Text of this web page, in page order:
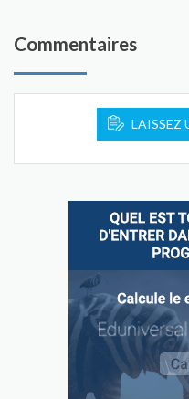
Commentaires
LAISSEZ